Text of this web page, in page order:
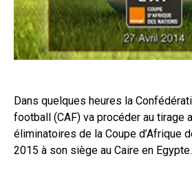
Dans quelques heures la
football (CAF) va procéder au tirage
éliminatoires de la Coupe d’Afrique
2015 à son siège au Caire en Egypte.